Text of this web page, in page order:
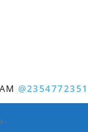
@2354772351
-